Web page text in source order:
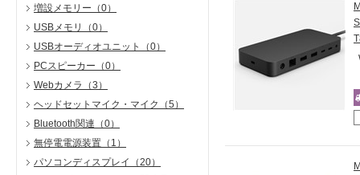
増設メモリー （0）
USBメモリ
（0）
USBオーディオユニット
（0）
PCスピーカー （0）
Webカメラ
（3）
ヘッドセットマイク・マイク
（5）
Bluetooth関連 （0）
無停電電源装置 （1）
パソコンディスプレイ
（20）